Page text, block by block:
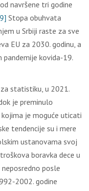
navršene tri godine
Stopa obuhvata
u Srbiji raste za sve
EU za 2030. godinu, a
kovida-19.
statistiku, u 2021.
je preminulo
je moguće uticati
tendencije su i mere
ustanovama svoj
boravka dece u
posle
2002. godine